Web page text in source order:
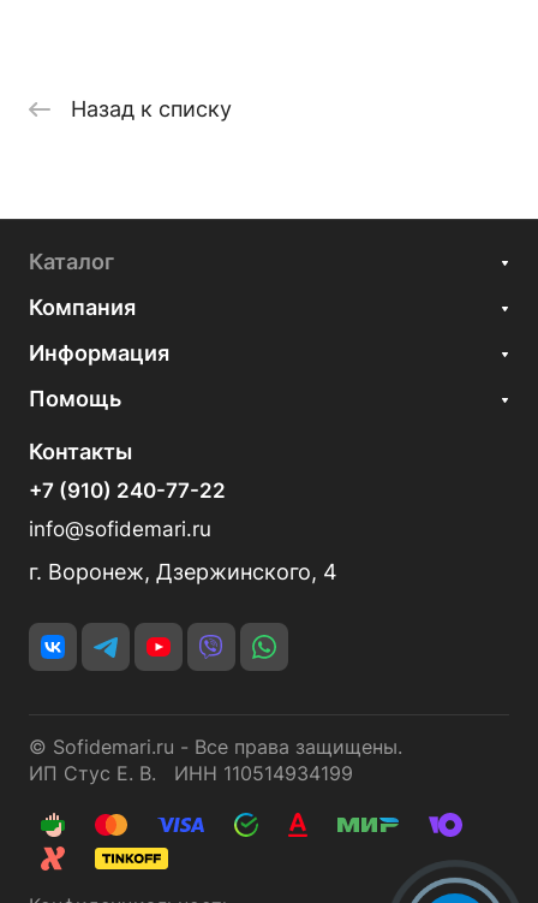
Назад к списку
Каталог
Компания
Информация
Помощь
Контакты
+7 (910) 240-77-22
info@sofidemari.ru
г. Воронеж, Дзержинского, 4
© Sofidemari.ru - Все права защищены.
ИП Стус Е. В. ИНН 110514934199